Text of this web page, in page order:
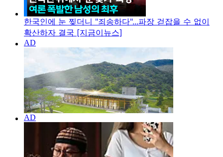
한국인에 눈 찢더니 "죄송하다"...파장 걷잡을 수 없이
확산하자 결국 [지금이뉴스]